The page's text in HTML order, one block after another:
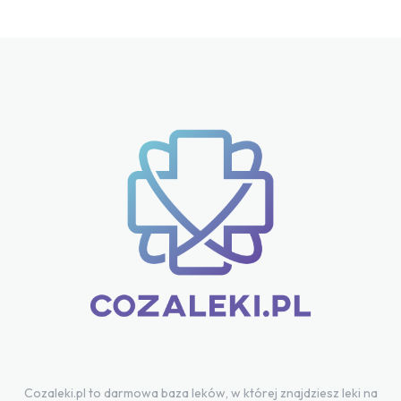
Cozaleki.pl to darmowa baza leków, w której znajdziesz leki na